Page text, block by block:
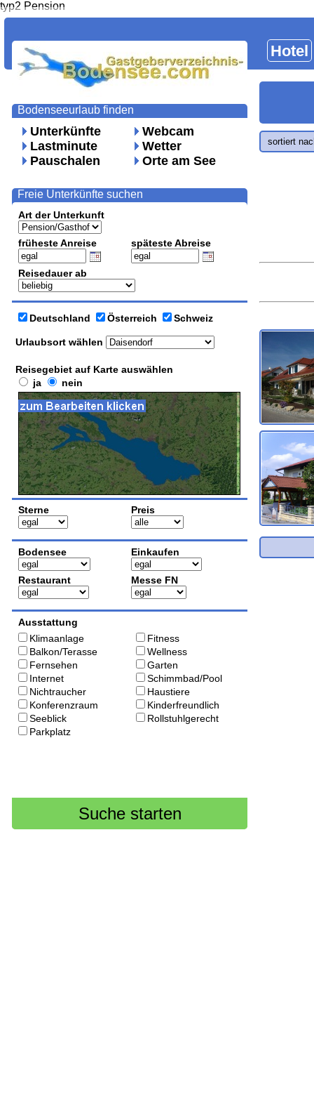
typ2 Pension
Unterkünfte
Lastminute
Pauschalen
Webcam
Wetter
Orte am See
Bodenseeurlaub finden
Art der Unterkunft
früheste Anreise späteste Abreise
Reisedauer ab
Urlaubsort wählen
Deutschland Österreich Schweiz
Reisegebiet auf Karte auswählen
ja
nein
Sterne Preis
Bodensee Einkaufen
Restaurant Messe FN
Ausstattung
Klimaanlage
Balkon/Terasse
Fernsehen
Internet
Nichtraucher
Konferenzraum
Seeblick
Parkplatz
Fitness
Wellness
Garten
Schimmbad/Pool
Haustiere
Kinderfreundlich
Rollstuhlgerecht
Freie Unterkünfte suchen
Hotel
sortiert